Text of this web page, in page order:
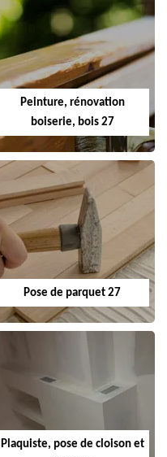
Peinture, rénovation
boiserie, bois 27
Pose de parquet 27
Plaquiste, pose de cloison et